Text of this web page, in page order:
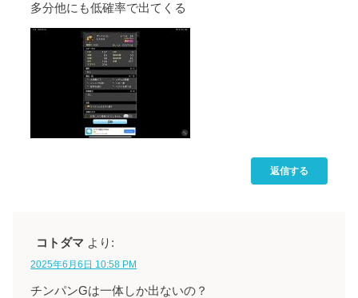
多分他にも低確率で出てくる
返信する
コトダマ より:
2025年6月6日 10:58 PM
チンパンGは一体しか出ないの？